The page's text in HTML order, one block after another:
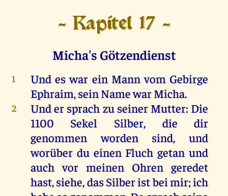
- Kapitel 17 -
Micha's Götzendienst
1 Und es war ein Mann vom Gebirge
Ephraim,seinNamewarMicha.
2 Under sprach zu seiner Mutter: Die
1100 Sekel Silber, die
dir
genommen
worden sind,und
worüber du einen Fluch getan und
auch vor meinen Ohren geredet
hast,siehe,dasSilberistbeimir;ich